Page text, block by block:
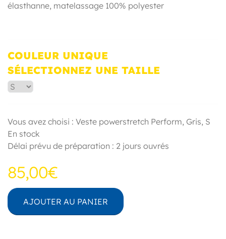
élasthanne, matelassage 100% polyester
COULEUR UNIQUE
SÉLECTIONNEZ UNE TAILLE
Vous avez choisi : Veste powerstretch Perform, Gris, S
En stock
Délai prévu de préparation : 2 jours ouvrés
85,00€
AJOUTER AU PANIER